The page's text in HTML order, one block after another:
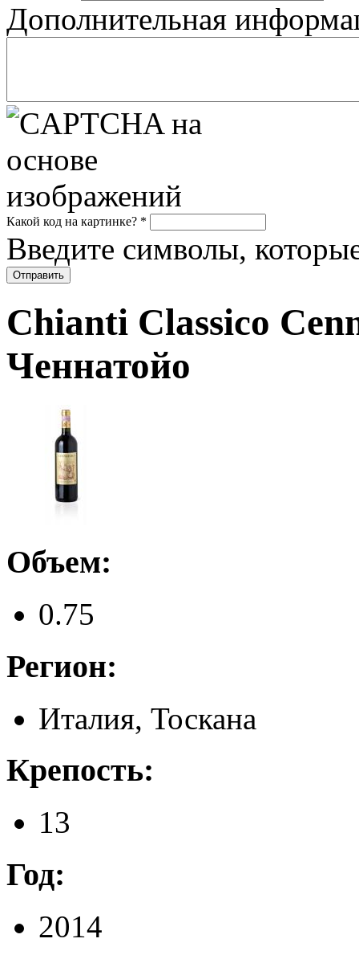
Дополнительная
Какой код на картинке? *
Введите символы,
Chianti Classico
Ченнатойо
Объем:
0.75
Регион:
Италия, Тоскана
Крепость:
13
Год:
2014